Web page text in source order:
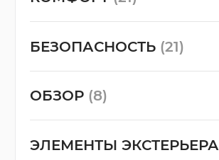
БЕЗОПАСНОСТЬ (21)
ОБЗОР (8)
ЭЛЕМЕНТЫ ЭКСТЕРЬЕРА